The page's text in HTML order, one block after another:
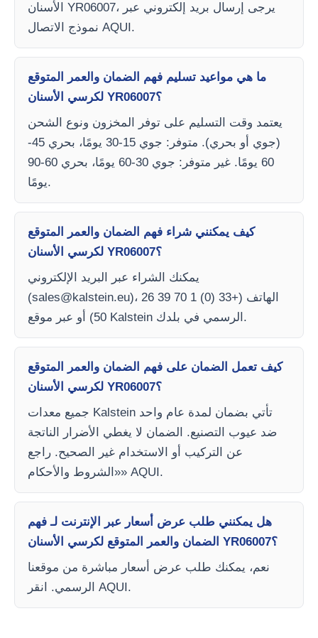
الأسنان YR06007، يرجى إرسال بريد إلكتروني عبر
نموذج الاتصال AQUI.
ما هي مواعيد تسليم فهم الضمان والعمر المتوقع
لكرسي الأسنان YR06007؟
يعتمد وقت التسليم على توفر المخزون ونوع الشحن
(جوي أو بحري). متوفر: جوي 15-30 يومًا، بحري 45-
60 يومًا. غير متوفر: جوي 30-60 يومًا، بحري 60-90
يومًا.
كيف يمكنني شراء فهم الضمان والعمر المتوقع
لكرسي الأسنان YR06007؟
يمكنك الشراء عبر البريد الإلكتروني
(sales@kalstein.eu)، الهاتف (+33 (0) 1 70 39 26
50) أو عبر موقع Kalstein الرسمي في بلدك.
كيف تعمل الضمان على فهم الضمان والعمر المتوقع
لكرسي الأسنان YR06007؟
جميع معدات Kalstein تأتي بضمان لمدة عام واحد
ضد عيوب التصنيع. الضمان لا يغطي الأضرار الناتجة
عن التركيب أو الاستخدام غير الصحيح. راجع
«الشروط والأحكام» AQUI.
هل يمكنني طلب عرض أسعار عبر الإنترنت لـ فهم
الضمان والعمر المتوقع لكرسي الأسنان YR06007؟
نعم، يمكنك طلب عرض أسعار مباشرة من موقعنا
الرسمي. انقر AQUI.